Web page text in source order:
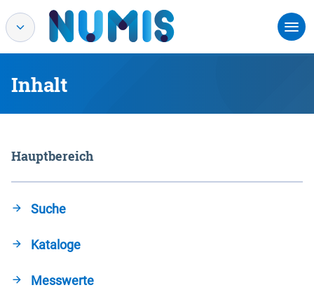
Inhalt
Hauptbereich
Suche
Kataloge
Messwerte